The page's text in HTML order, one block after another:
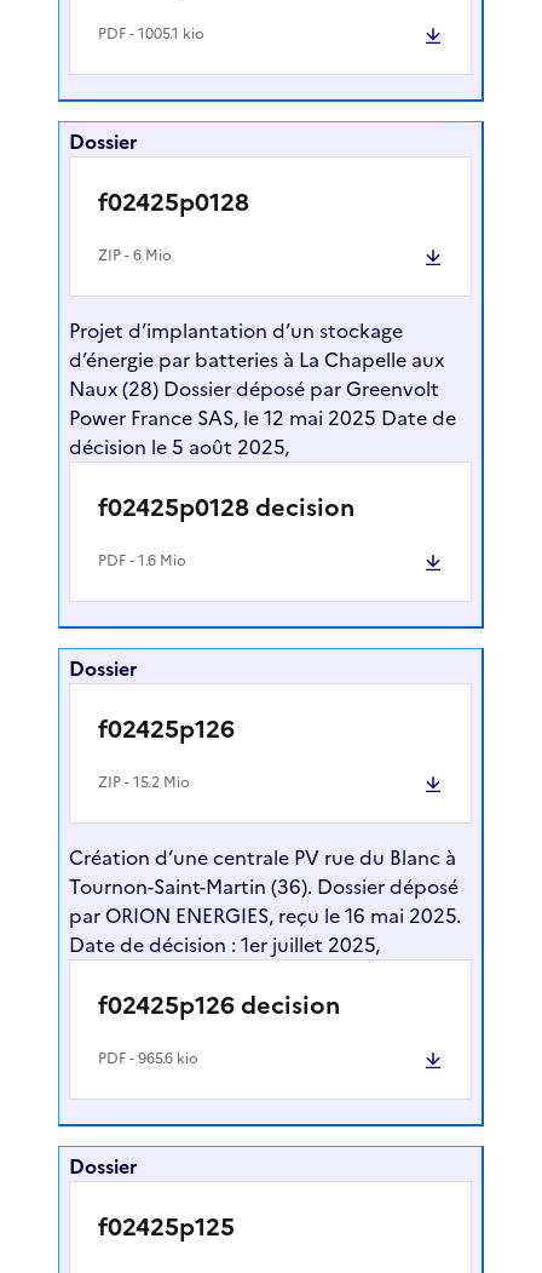
PDF- 1005.1 kio
Dossier
f02425p0128
ZIP- 6 Mio
Projet d’implantation d’un stockage
d’énergie par batteries à La Chapelle aux
Naux (28) Dossier déposé par Greenvolt
Power France SAS, le 12 mai 2025 Date de
décision le 5 août 2025,
f02425p0128 decision
PDF- 1.6 Mio
Dossier
f02425p126
ZIP- 15.2 Mio
Création d’une centrale PV rue du Blanc à
Tournon-Saint-Martin (36). Dossier déposé
par ORION ENERGIES, reçu le 16 mai 2025.
Date de décision : 1er juillet 2025,
f02425p126 decision
PDF- 965.6 kio
Dossier
f02425p125